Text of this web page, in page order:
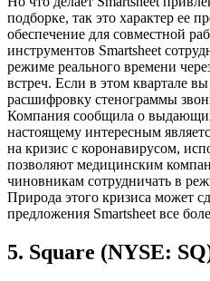
подборке, так это характер ее
обеспечение для совместной
инструментов Smartsheet
режиме реального времени
встреч. Если в этом квартале
расшифровку стенограммы
Компания сообщила о
настоящему интересным
на кризис с коронавирусом,
позволяют медицинским
чиновникам сотрудничать в
Природа этого кризиса может
предложения Smartsheet все
5. Square (NYSE: